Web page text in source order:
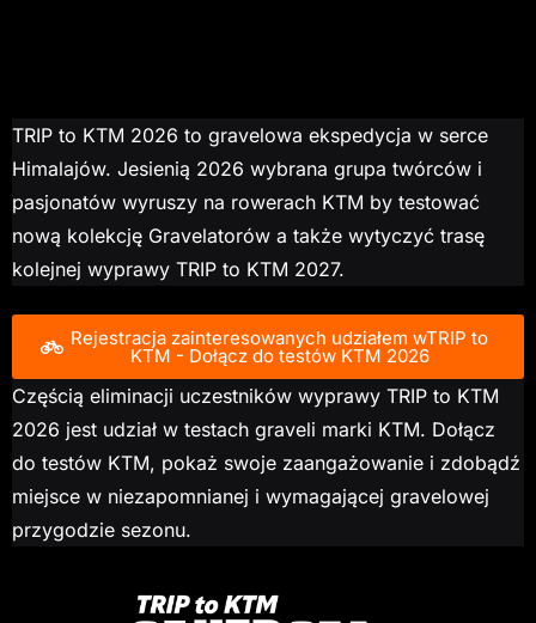
TRIP to KTM 2026 to gravelowa ekspedycja w serce
Himalajów. Jesienią 2026 wybrana grupa twórców i
pasjonatów wyruszy na rowerach KTM by testować
nową kolekcję Gravelatorów a także wytyczyć trasę
kolejnej wyprawy TRIP to KTM 2027.
Rejestracja zainteresowanych udziałem wTRIP to
KTM - Dołącz do testów KTM 2026
Częścią eliminacji uczestników wyprawy TRIP to KTM
2026 jest udział w testach graveli marki KTM. Dołącz
do testów KTM, pokaż swoje zaangażowanie i zdobądź
miejsce w niezapomnianej i wymagającej gravelowej
przygodzie sezonu.